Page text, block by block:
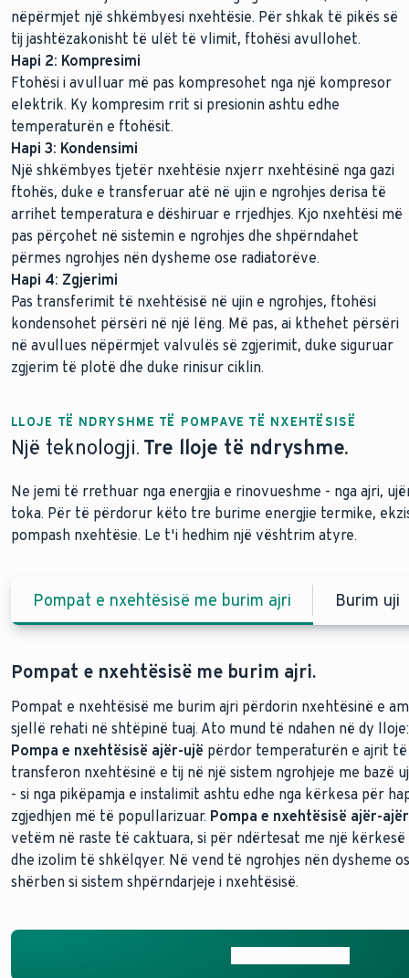
nëpërmjet një shkëmbyesi nxehtësie. Për shkak të pikës së
tij jashtëzakonisht të ulët të vlimit, ftohësi avullohet.
Hapi 2: Kompresimi
Ftohësi i avulluar më pas kompresohet nga një kompresor
elektrik. Ky kompresim rrit si presionin ashtu edhe
temperaturën e ftohësit.
Hapi 3: Kondensimi
Një shkëmbyes tjetër nxehtësie nxjerr nxehtësinë nga gazi
ftohës, duke e transferuar atë në ujin e ngrohjes derisa të
arrihet temperatura e dëshiruar e rrjedhjes. Kjo nxehtësi më
pas përçohet në sistemin e ngrohjes dhe shpërndahet
përmes ngrohjes nën dysheme ose radiatorëve.
Hapi 4: Zgjerimi
Pas transferimit të nxehtësisë në ujin e ngrohjes, ftohësi
kondensohet përsëri në një lëng. Më pas, ai kthehet përsëri
në avullues nëpërmjet valvulës së zgjerimit, duke siguruar
zgjerim të plotë dhe duke rinisur ciklin.
LLOJE TË NDRYSHME TË POMPAVE TË NXEHTËSISË
Një teknologji. Tre lloje të ndryshme.
Ne jemi të rrethuar nga energjia e rinovueshme - nga ajri,
toka. Për të përdorur këto tre burime energjie termike,
pompash nxehtësie. Le t'i hedhim një vështrim atyre.
Pompat e nxehtësisë me burim ajri Burim uji
Pompat e nxehtësisë me burim ajri.
Pompat e nxehtësisë me burim ajri përdorin nxehtësinë e
sjellë rehati në shtëpinë tuaj. Ato mund të ndahen në dy lloje:
Pompa e nxehtësisë ajër-ujë përdor temperaturën e ajrit
transferon nxehtësinë e tij në një sistem ngrohjeje me bazë
- si nga pikëpamja e instalimit ashtu edhe nga kërkesa për
zgjedhjen më të popullarizuar. Pompa e nxehtësisë ajër-ajër
vetëm në raste të caktuara, si për ndërtesat me një
dhe izolim të shkëlqyer. Në vend të ngrohjes nën dysheme
shërben si sistem shpërndarjeje i nxehtësisë.
Pompat e nxehtësisë me burim uji.
Pompat e nxehtësisë ujë-ujëofrojnë efikasitet të
miqësore me klimën duke u lidhur me ujërat nëntokësore të
diellore. Të njohura si pompa nxehtësie për ujëra
të lartë të performancës vjetore (APF) në mesin e
nxehtësisë. Ndërsa instalimi përfshin shpime dhe kërkon
lokale të ujit për miratim, këto pompa nxehtësie ofrojnë
pakrahasueshëm, duke i bërë ato një zgjedhje të zgjuar për
Pompat e nxehtësisë me burim tokësor.
Njëpompë nxehtësie për ujëra nëntokësoreofron
shfrytëzuar nxehtësinë natyrore të tokës. Të njohura si
gjeotermale ose pompa nxehtësie me ujë të kripur, këto
gjeotermale përmes kolektorëve ose sondave për të ofruar
nxehtë të besueshëm. Ndërsa instalimi kërkon disa
pompat e nxehtësisë me burim ajri, përpjekja shpërblehet
lartë për shtëpinë tuaj.